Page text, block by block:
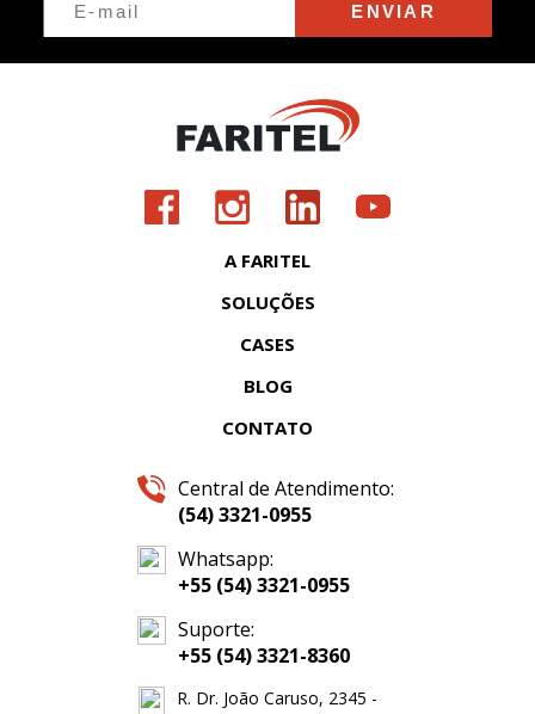
ENVIAR
A FARITEL
SOLUÇÕES
CASES
BLOG
CONTATO
Central de Atendimento:
(54) 3321-0955
Whatsapp:
+55 (54) 3321-0955
Suporte:
+55 (54) 3321-8360
R. Dr. João Caruso, 2345 -